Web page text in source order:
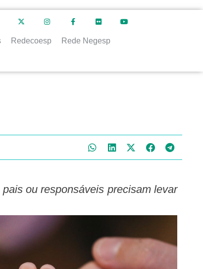
Redecoesp Rede Negesp
ou responsáveis precisam levar